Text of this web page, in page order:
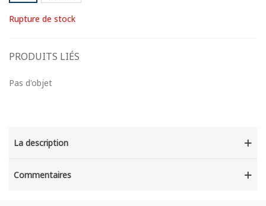
Rupture de stock
PRODUITS LIÉS
Pas d'objet
La description
Commentaires